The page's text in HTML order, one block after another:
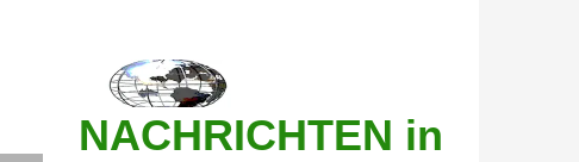
NACHRICHTEN in